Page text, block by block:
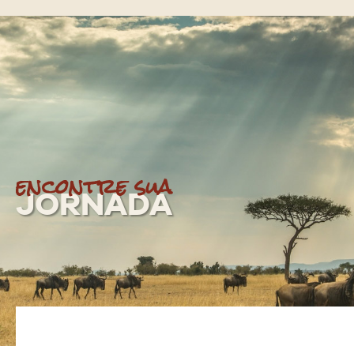
encontre sua
JORNADA